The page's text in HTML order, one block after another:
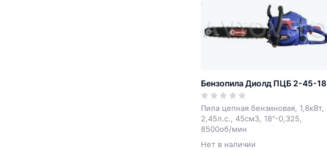
Бензопила Диолд ПЦБ 2-45-18
Пила цепная бензиновая, 1,8кВт,
2,45л.с., 45см3, 18"-0,325,
8500об/мин
Нет в наличии